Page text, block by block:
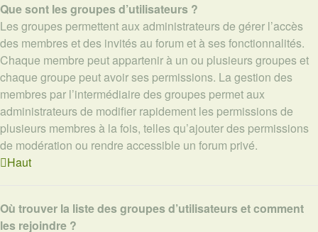
Que sont les groupes d’utilisateurs ?
Les groupes permettent aux administrateurs de gérer l’accès
des membres et des invités au forum et à ses fonctionnalités.
Chaque membre peut appartenir à un ou plusieurs groupes et
chaque groupe peut avoir ses permissions. La gestion des
membres par l’intermédiaire des groupes permet aux
administrateurs de modifier rapidement les permissions de
plusieurs membres à la fois, telles qu’ajouter des permissions
de modération ou rendre accessible un forum privé.
Haut
Où trouver la liste des groupes d’utilisateurs et comment
les rejoindre ?